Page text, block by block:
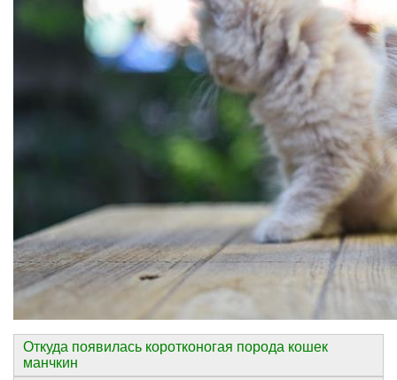
Откуда появилась коротконогая порода кошек
манчкин